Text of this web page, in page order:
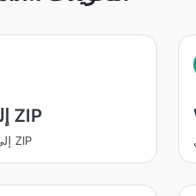
WebM إلى ZIP
يتحول WebM إلى ZIP